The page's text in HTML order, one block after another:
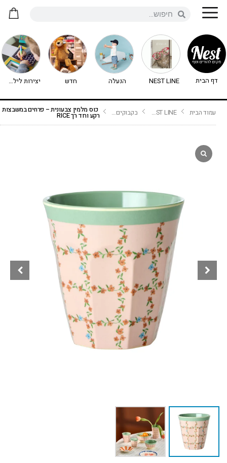
דף הבית NEST LINE הנעלה חדש יצירות לילדים - יצירה לילדים
עמוד הבית NEST LINE בקבוקים וכוסות כוס מלמין צבעונית – פרחים במשבצות
רקע ורוד רך RICE